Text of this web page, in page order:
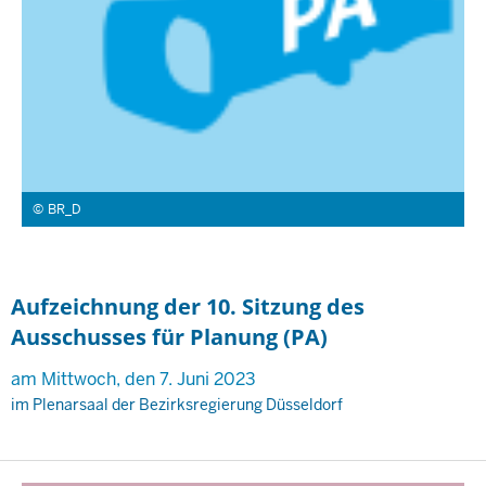
BR_D
Aufzeichnung der 10. Sitzung des
Ausschusses für Planung (PA)
am Mittwoch, den 7. Juni 2023
im Plenarsaal der Bezirksregierung Düsseldorf